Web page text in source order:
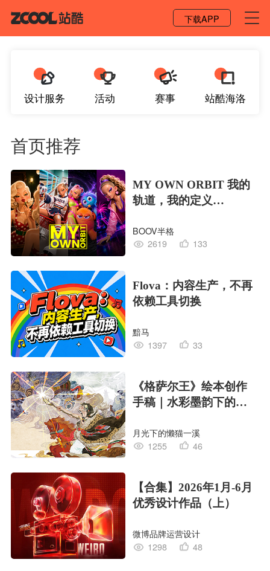
下载APP
设计服务 活动 赛事 站酷海洛
首页推荐
MY OWN ORBIT 我的
轨道，我的定义
对
BOOV半格
2619
133
Flova：内容生产，不再
依赖工具切换
黯马
1397
33
《格萨尔王》绘本创作
手稿｜水彩墨韵下的史
月光下的懒猫一溪
1255
46
【合集】2026年1月-6月
优秀设计作品（上）
微博品牌运营设计
1298
48